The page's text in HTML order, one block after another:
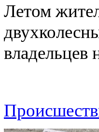
Летом